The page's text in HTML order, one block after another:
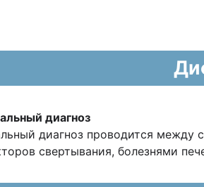
диагноз
диагноз проводится между
свертывания, болезнями